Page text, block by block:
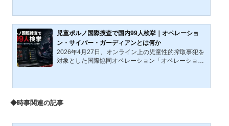
画像が重ねられ、未確定の領域が、すでに輪郭を持つ
事実のように扱われていったことである。本稿が見る
のは、その変質の経路である。事件概要｜確認事項と
時間差本稿では、被害児童をB、逮捕された養父をA、
元捜査関係者を名乗る発信者群をCと表記する。京都
府警は、確認できた事項を段階的に出していた。だ
児童ポルノ国際捜査で国内99人検挙｜オペレーショ
ン・サイバー・ガーディアンとは何か
2026年4月27日、オンライン上の児童性的搾取事犯を
対象とした国際協同オペレーション「オペレーショ
同じ犯罪類型を対象に、同じ時期に集中的に捜査す
有され、捜索差押えや検挙はそれぞれの法制度に基づ
女99人が摘発された。学校、家庭、職場、SNS、ファ
◆時事関連の記事